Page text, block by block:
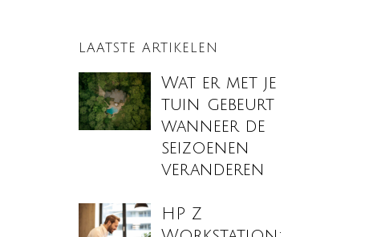
LAATSTE ARTIKELEN
Wat er met je
tuin gebeurt
wanneer de
seizoenen
veranderen
HP Z